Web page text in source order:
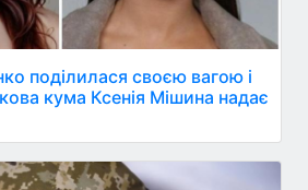
поділилася своєю вагою і
кума Ксенія Мішина надає